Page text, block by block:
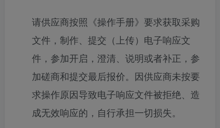
请供应商按照《操作手册》要求获取采购
文件，制作、提交（上传）电子响应文
件，参加开启，澄清、说明或者补正，参
加磋商和提交最后报价。因供应商未按要
求操作原因导致电子响应文件被拒绝、造
成无效响应的，自行承担一切损失。